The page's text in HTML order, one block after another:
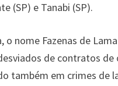
(SP) e Tanabi (SP).
o nome Fazenas de
de contratos
também em crimes de